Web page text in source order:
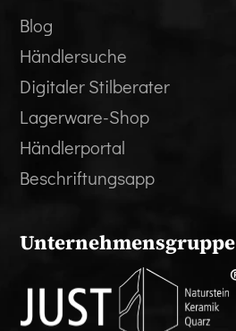
Blog
Händlersuche
Digitaler Stilberater
Lagerware-Shop
Händlerportal
Beschriftungsapp
Unternehmensgruppe